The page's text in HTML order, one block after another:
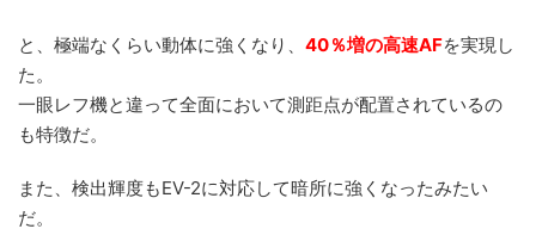
と、極端なくらい動体に強くなり、 40％増の高速AFを実現し
た。
一眼レフ機と違って全面において測距点が配置されているの
も特徴だ。
また、検出輝度もEV-2に対応して暗所に強くなったみたい
だ。